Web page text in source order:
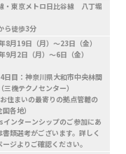
・東京メトロ日比谷線 八丁堀
ら徒歩3分
8月19日（月）～23日（金）
9月2日（月）～6日（金）
日目：神奈川県大和市中央林間
機テクノセンター）
住まいの最寄りの拠点管轄の
各地）
ンターンシップのご参加にあ
書類選考がございます。詳しく
ージよりご確認ください。